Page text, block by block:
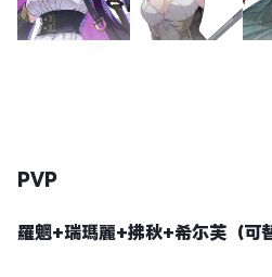
PVP
羅魍+瑞瑪麗+拂秋+希尓芙（可